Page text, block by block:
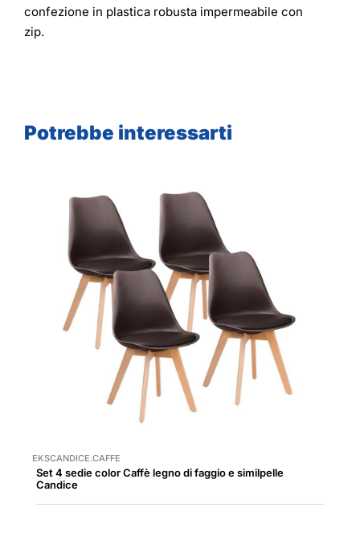
confezione in plastica robusta impermeabile con
zip.
Potrebbe interessarti
EKSCANDICE.CAFFE
Set 4 sedie color Caffè legno di faggio e similpelle
Candice